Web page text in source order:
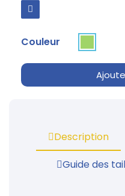
Couleur
Description
Guide des